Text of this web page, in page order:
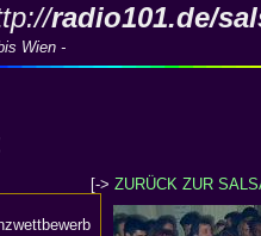
radio101.de/
Wien -
[-> ZURÜCK ZUR